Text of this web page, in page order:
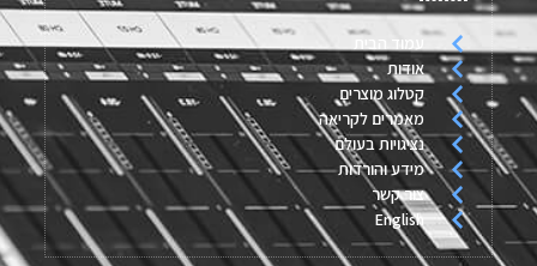
עמוד הבית
אודות
קטלוג מוצרים
מאמרים לקריאה
נציגויות בעולם
מידע והורדות
צור קשר
English